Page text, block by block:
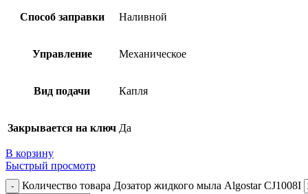
Способ заправки Наливной
Управление Механическое
Вид подачи Капля
Закрывается на ключ Да
В корзину
Быстрый просмотр
Количество товара Дозатор жидкого мыла Algostar CJ1008I